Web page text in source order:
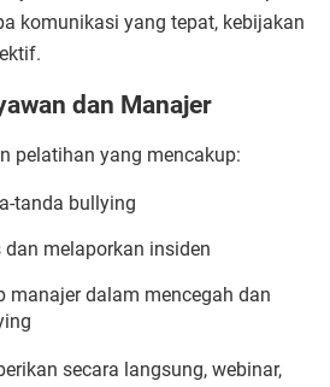
komunikasi yang tepat, kebijakan
dan Manajer
pelatihan yang mencakup:
tanda bullying
dan melaporkan insiden
manajer dalam mencegah dan
secara langsung, webinar,